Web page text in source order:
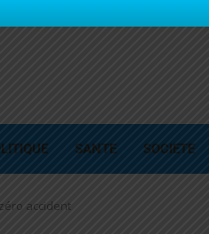
SANTE SOCIETE
accident